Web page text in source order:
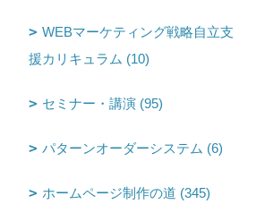
WEBマーケティング戦略自立支
援カリキュラム (10)
セミナー・講演 (95)
パターンオーダーシステム (6)
ホームページ制作の道 (345)